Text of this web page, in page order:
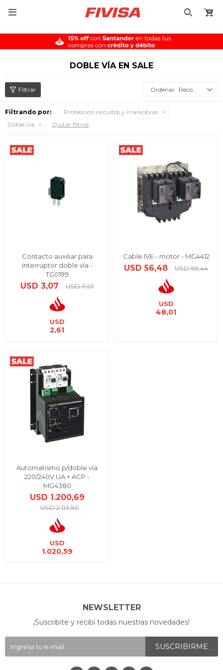

DOBLE VÍA EN SALE
Recomendados
Filtrando por:
Protección circuitos y maniobras
Doble vía
Quitar filtros
Contacto auxiliar para
interruptor doble vía -
TG0199
USD 3,07 USD 11,01
USD
2,61
Cable IVE - motor - MG4412
USD 56,48 USD 99,44
USD
48,01
Automatismo p/doble vía
220/240V UA + ACP -
MG4380
USD 1.200,69
USD 2.113,90
USD
1.020,59
NEWSLETTER
¡Suscribite y recibí todas nuestras novedades!
SUSCRIBIRME